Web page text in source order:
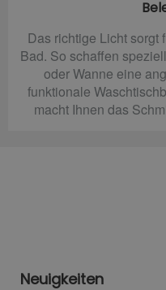
Das richtige Licht sorgt
Bad. So schaffen
oder Wanne eine
funktionale
macht Ihnen das
Neuigkeiten